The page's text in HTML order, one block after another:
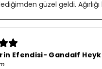
güzel geldi.
Efendisi- Gandalf